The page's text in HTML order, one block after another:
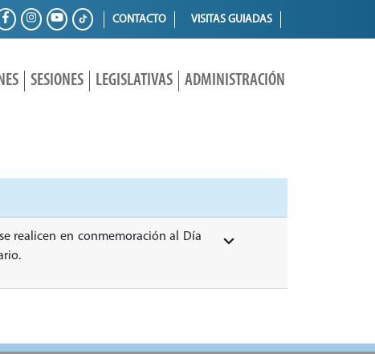
CONTACTO VISITAS GUIADAS
SESIONES LEGISLATIVAS ADMINISTRACIÓN
realicen en conmemoración al Día